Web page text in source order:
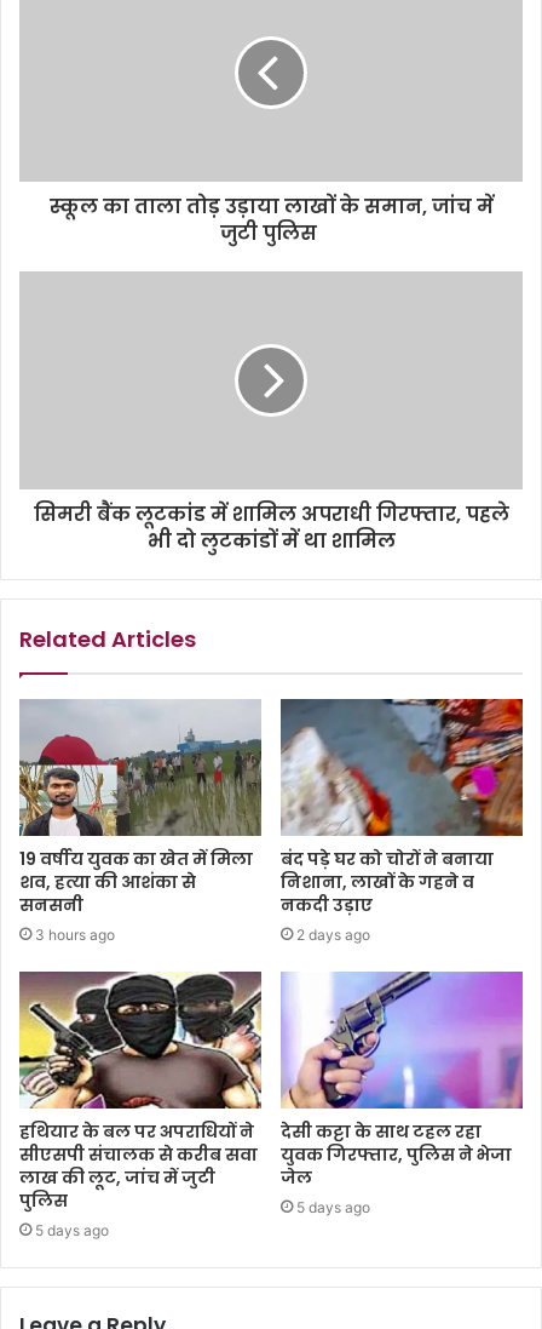
e
स्कूल का ताला तोड़ उड़ाया लाखों के समान, जांच में
जुटी पुलिस
सिमरी बैंक लूटकांड में शामिल अपराधी गिरफ्तार, पहले
भी दो लुटकांडों में था शामिल
Related Articles
19 वर्षीय युवक का खेत में मिला
शव, हत्या की आशंका से
सनसनी
3 hours ago
बंद पड़े घर को चोरों ने बनाया
निशाना, लाखों के गहने व
नकदी उड़ाए
2 days ago
हथियार के बल पर अपराधियों ने
सीएसपी संचालक से करीब सवा
लाख की लूट, जांच में जुटी
पुलिस
5 days ago
देसी कट्टा के साथ टहल रहा
युवक गिरफ्तार, पुलिस ने भेजा
जेल
5 days ago